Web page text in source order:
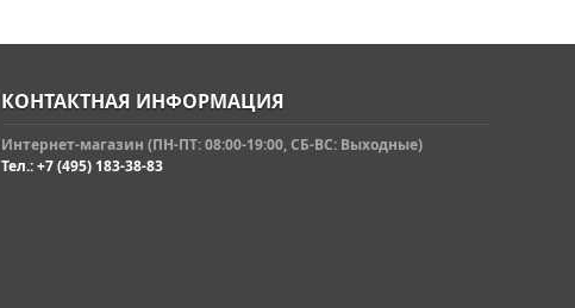
КОНТАКТНАЯ ИНФОРМАЦИЯ
Интернет-магазин (ПН-ПТ: 08:00-19:00, СБ-ВС: Выходные)
Тел.: +7 (495) 183-38-83